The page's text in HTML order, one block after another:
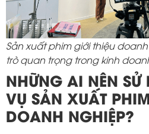
Sản xuất phim giới thiệu
trò quan trọng trong kinh
NHỮNG AI NÊN
VỤ SẢN XUẤT
DOANH NGHIỆP?